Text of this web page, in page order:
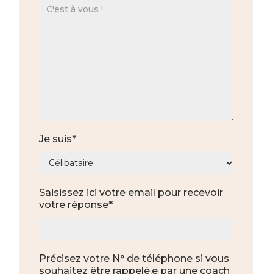
Je suis*
Saisissez ici votre email pour recevoir
votre réponse*
Précisez votre N° de téléphone si vous
souhaitez être rappelé.e par une coach